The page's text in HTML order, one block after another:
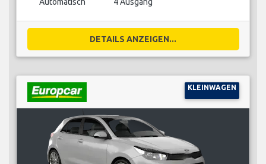
DETAILS ANZEIGEN...
KLEINWAGEN